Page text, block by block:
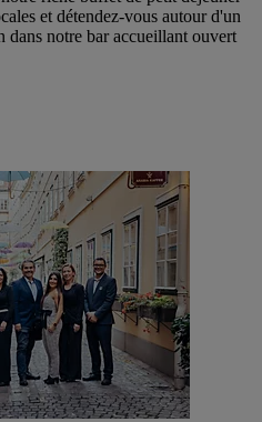
et détendez-vous autour d'un
dans notre bar accueillant ouvert